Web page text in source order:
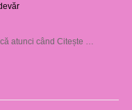
atunci când Citește …